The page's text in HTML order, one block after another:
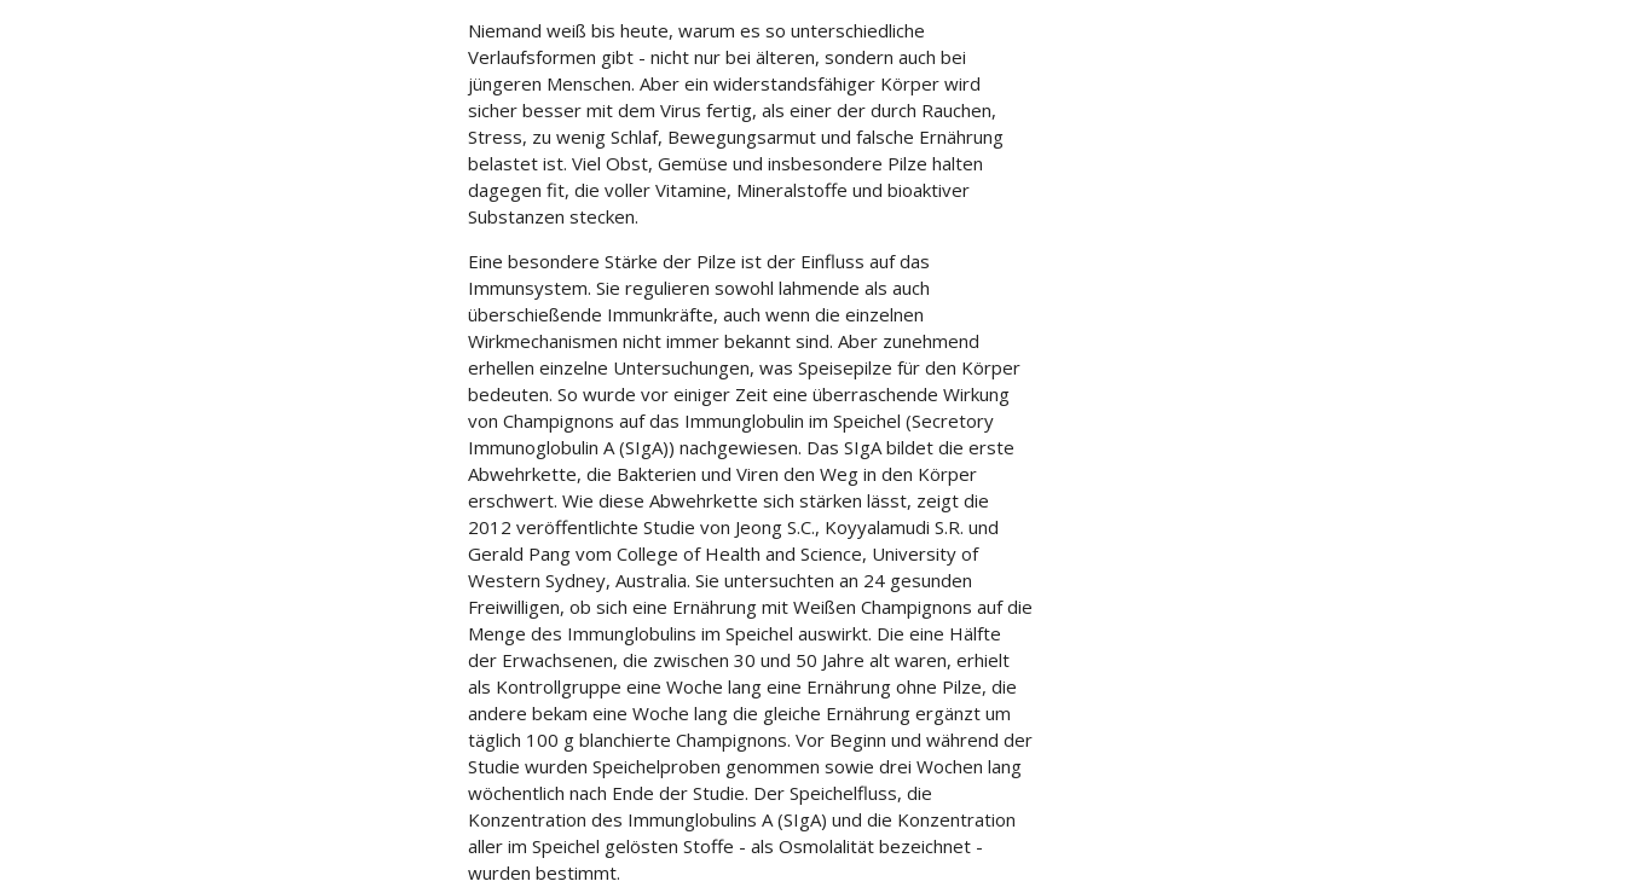
Niemand weiß bis heute, warum es so unterschiedliche
Verlaufsformen gibt - nicht nur bei älteren, sondern auch bei
jüngeren Menschen. Aber ein widerstandsfähiger Körper wird
sicher besser mit dem Virus fertig, als einer der durch Rauchen,
Stress, zu wenig Schlaf, Bewegungsarmut und falsche Ernährung
belastet ist. Viel Obst, Gemüse und insbesondere Pilze halten
dagegen fit, die voller Vitamine, Mineralstoffe und bioaktiver
Substanzen stecken.
Eine besondere Stärke der Pilze ist der Einfluss auf das
Immunsystem. Sie regulieren sowohl lahmende als auch
überschießende Immunkräfte, auch wenn die einzelnen
Wirkmechanismen nicht immer bekannt sind. Aber zunehmend
erhellen einzelne Untersuchungen, was Speisepilze für den Körper
bedeuten. So wurde vor einiger Zeit eine überraschende Wirkung
von Champignons auf das Immunglobulin im Speichel (Secretory
Immunoglobulin A (SIgA)) nachgewiesen. Das SIgA bildet die erste
Abwehrkette, die Bakterien und Viren den Weg in den Körper
erschwert. Wie diese Abwehrkette sich stärken lässt, zeigt die
2012 veröffentlichte Studie von Jeong S.C., Koyyalamudi S.R. und
Gerald Pang vom College of Health and Science, University of
Western Sydney, Australia. Sie untersuchten an 24 gesunden
Freiwilligen, ob sich eine Ernährung mit Weißen Champignons auf die
Menge des Immunglobulins im Speichel auswirkt. Die eine Hälfte
der Erwachsenen, die zwischen 30 und 50 Jahre alt waren, erhielt
als Kontrollgruppe eine Woche lang eine Ernährung ohne Pilze, die
andere bekam eine Woche lang die gleiche Ernährung ergänzt um
täglich 100 g blanchierte Champignons. Vor Beginn und während der
Studie wurden Speichelproben genommen sowie drei Wochen lang
wöchentlich nach Ende der Studie. Der Speichelfluss, die
Konzentration des Immunglobulins A (SIgA) und die Konzentration
aller im Speichel gelösten Stoffe - als Osmolalität bezeichnet -
wurden bestimmt.